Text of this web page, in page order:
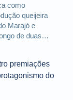
como
queijeira
Marajó e
de duas